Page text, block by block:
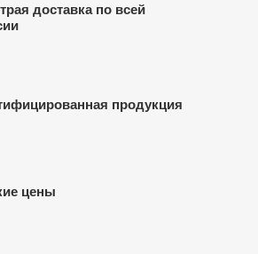
доставка по всей
продукция
цены